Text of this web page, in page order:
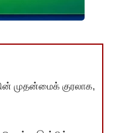
முதன்மைக் குரலாக,